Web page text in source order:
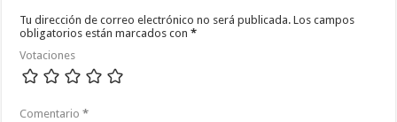
Tu dirección de correo electrónico no será publicada. Los campos
obligatorios están marcados con*
Votaciones
Comentario*